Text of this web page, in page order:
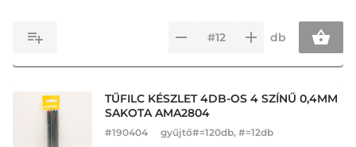
db
TŰFILC KÉSZLET 4DB-OS 4 SZÍNŰ 0,4MM
SAKOTA AMA2804
#190404 gyűjtő#=120db, #=12db